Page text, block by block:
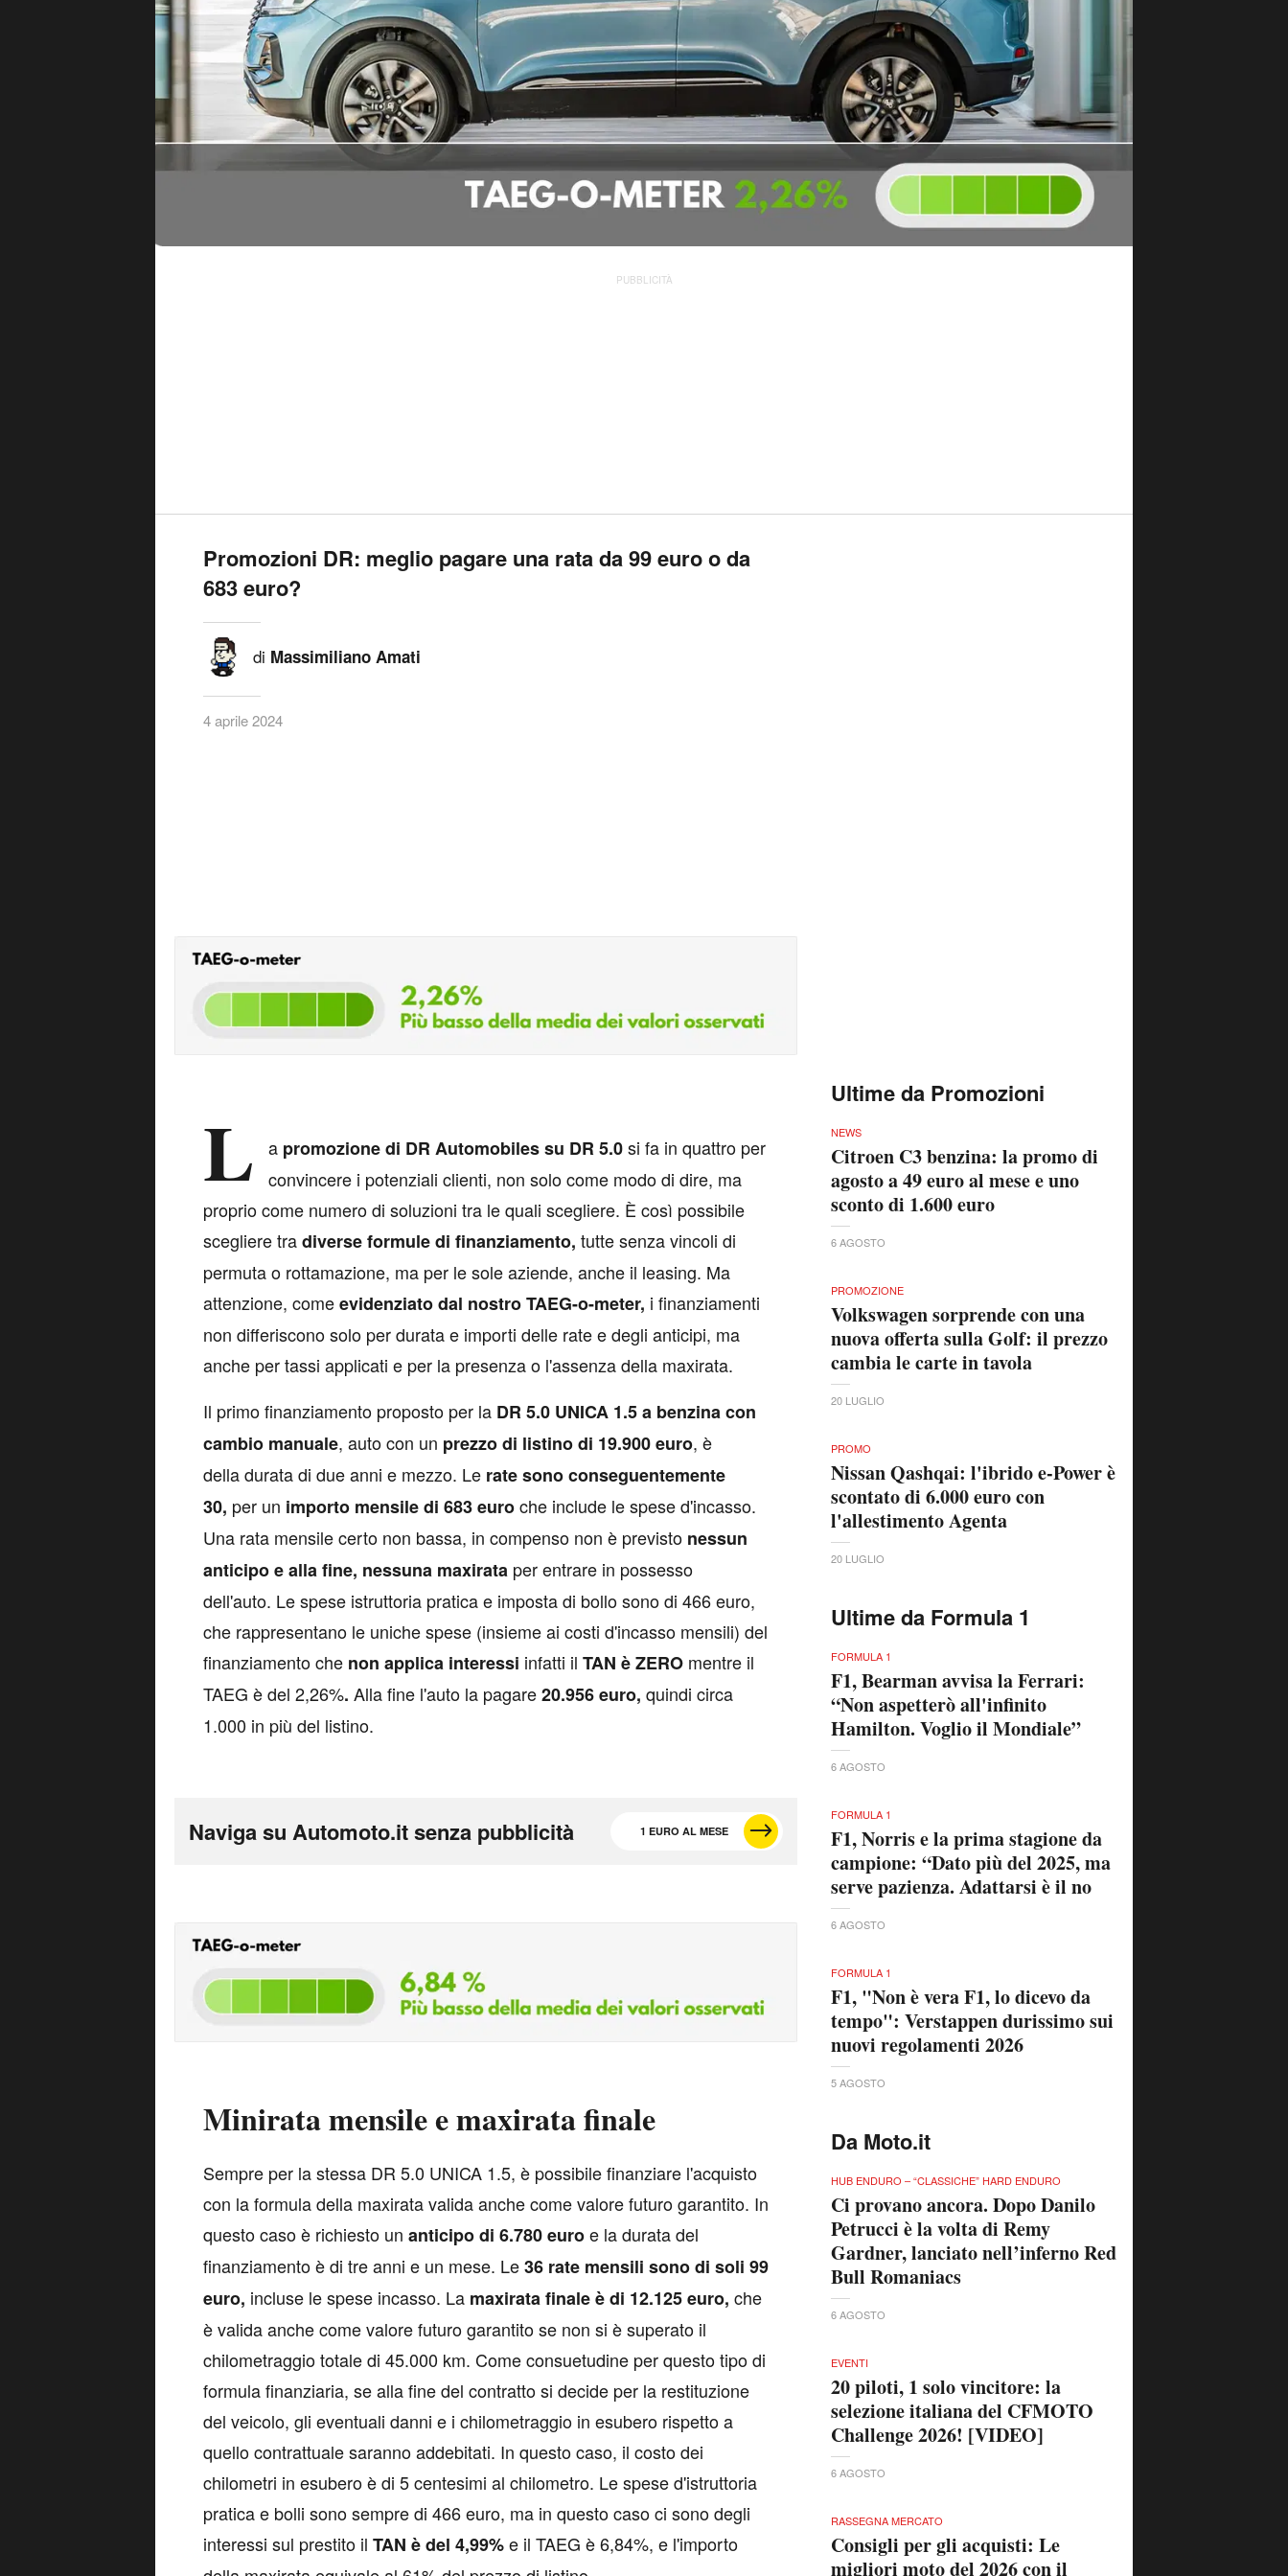
PUBBLICITÀ
Promozioni DR: meglio pagare una rata da 99 euro o da
683 euro?
di Massimiliano Amati
4 aprile 2024
L a promozione di DR Automobiles su DR 5.0si fa in quattro per
convincere i potenziali clienti, non solo come modo di dire, ma
proprio come numero di soluzioni tra le quali scegliere. È così possibile
scegliere tradiverse formule di finanziamento, tutte senza vincoli di
permuta o rottamazione, ma per le sole aziende, anche il leasing. Ma
attenzione, comeevidenziato dal nostro TAEG-o-meter, i finanziamenti
non differiscono solo per durata e importi delle rate e degli anticipi, ma
anche per tassi applicati e per la presenza o l'assenza della maxirata.
Il primo finanziamento proposto per la DR 5.0 UNICA 1.5 a benzina con
cambio manuale, auto con un prezzo di listino di 19.900 euro, è
della durata di due anni e mezzo. Le rate sono conseguentemente
30, per un importo mensile di 683 euroche include le spese d'incasso.
Una rata mensile certo non bassa, in compenso non è previsto nessun
anticipo e alla fine, nessuna maxirata per entrare in possesso
dell'auto. Le spese istruttoria pratica e imposta di bollo sono di 466 euro,
che rappresentano le uniche spese (insieme ai costi d'incasso mensili) del
finanziamento che non applica interessi infatti il TAN è ZERO mentre il
TAEG è del 2,26%. Alla fine l'auto la pagare20.956 euro, quindi circa
1.000 in più del listino.
Naviga su Automoto.it senza pubblicità 1 EURO AL MESE
Minirata mensile e maxirata finale
Sempre per la stessa DR 5.0 UNICA 1.5, è possibile finanziare l'acquisto
con la formula della maxirata valida anche come valore futuro garantito. In
questo caso è richiesto un anticipo di 6.780 euroe la durata del
finanziamento è di tre anni e un mese. Le36 rate mensili sono di soli 99
euro, incluse le spese incasso. La maxirata finale è di 12.125 euro, che
è valida anche come valore futuro garantito se non si è superato il
chilometraggio totale di 45.000 km. Come consuetudine per questo tipo di
formula finanziaria, se alla fine del contratto si decide per la restituzione
del veicolo, gli eventuali danni e i chilometraggio in esubero rispetto a
quello contrattuale saranno addebitati. In questo caso, il costo dei
chilometri in esubero è di 5 centesimi al chilometro. Le spese d'istruttoria
pratica e bolli sono sempre di 466 euro, ma in questo caso ci sono degli
interessi sul prestito il TAN è del 4,99%e il TAEG è 6,84%, e l'importo
Ultime da Promozioni
NEWS
Citroen C3 benzina: la promo di
agosto a 49 euro al mese e uno
sconto di 1.600 euro
6 AGOSTO
PROMOZIONE
Volkswagen sorprende con una
nuova offerta sulla Golf: il prezzo
cambia le carte in tavola
20 LUGLIO
PROMO
Nissan Qashqai: l'ibrido e-Power è
scontato di 6.000 euro con
l'allestimento Agenta
20 LUGLIO
Ultime da Formula 1
FORMULA 1
F1, Bearman avvisa la Ferrari:
“Non aspetterò all'infinito
Hamilton. Voglio il Mondiale”
6 AGOSTO
FORMULA 1
F1, Norris e la prima stagione da
campione: “Dato più del 2025, ma
serve pazienza. Adattarsi è il no
6 AGOSTO
FORMULA 1
F1, "Non è vera F1, lo dicevo da
tempo": Verstappen durissimo sui
nuovi regolamenti 2026
5 AGOSTO
Da Moto.it
HUB ENDURO – “CLASSICHE” HARD ENDURO
Ci provano ancora. Dopo Danilo
Petrucci è la volta di Remy
Gardner, lanciato nell’inferno Red
Bull Romaniacs
6 AGOSTO
EVENTI
20 piloti, 1 solo vincitore: la
selezione italiana del CFMOTO
Challenge 2026! [VIDEO]
6 AGOSTO
RASSEGNA MERCATO
Consigli per gli acquisti: Le
migliori moto del 2026 con il